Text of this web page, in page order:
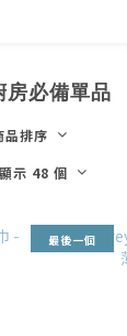
房必備單品
品排序
示 48 個
最後一個